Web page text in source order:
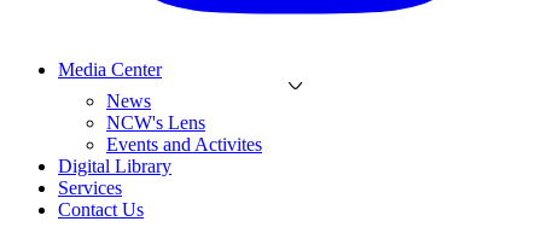
Media Center
News
NCW's Lens
Events and Activites
Digital Library
Services
Contact Us